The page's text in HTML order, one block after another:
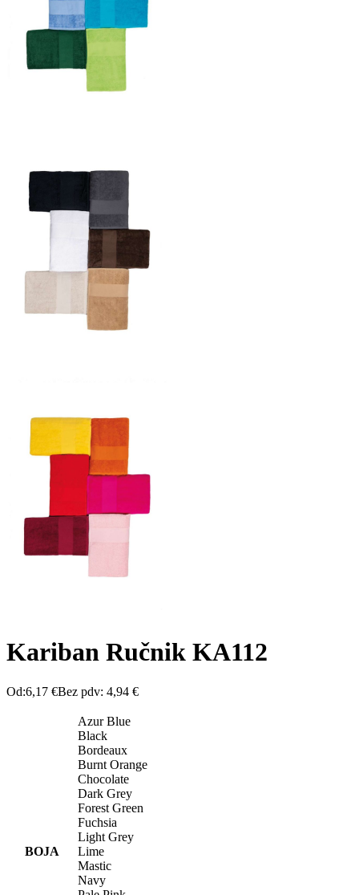
Kariban Ručnik KA112
Od:6,17 €Bez pdv: 4,94 €
BOJA
Azur Blue
Black
Bordeaux
Burnt Orange
Chocolate
Dark Grey
Forest Green
Fuchsia
Light Grey
Lime
Mastic
Navy